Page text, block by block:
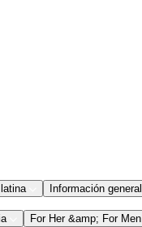
Información general
For Her &amp; For Men